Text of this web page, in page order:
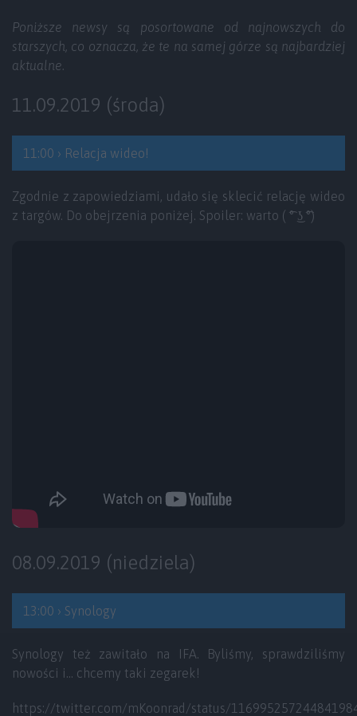
Poniższe newsy są posortowane od najnowszych do
starszych, co oznacza, że te na samej górze są najbardziej
aktualne.
11.09.2019 (środa)
11:00 › Relacja wideo!
Zgodnie z zapowiedziami, udało się sklecić relację wideo
z targów. Do obejrzenia poniżej. Spoiler: warto ( ͡° ͜ʖ ͡°)
08.09.2019 (niedziela)
13:00 › Synology
Synology też zawitało na IFA. Byliśmy, sprawdziliśmy
nowości i… chcemy taki zegarek!
https://twitter.com/mKoonrad/status/